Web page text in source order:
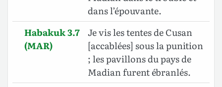
dans l’épouvante.
Habakuk 3.7
(MAR)
Je vis les tentes de Cusan
[accablées] sous la punition
; les pavillons du pays de
Madian furent ébranlés.